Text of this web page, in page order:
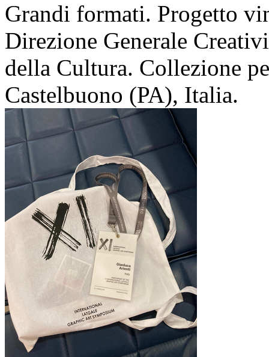
Grandi formati. Progetto
Direzione Generale
della Cultura. Collezione
Castelbuono (PA), Italia.